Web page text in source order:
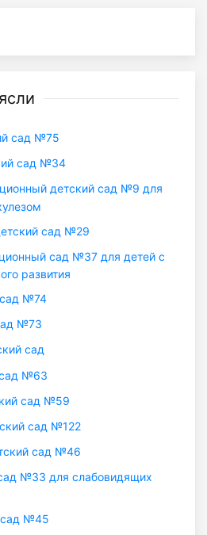
сад №75
сад №34
детский сад №9 для
сад №29
сад №37 для детей с
развития
№74
№73
сад
№63
сад №59
сад №122
сад №46
№33 для слабовидящих
№45